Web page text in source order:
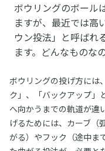
ボウリングのボール
ますが、最近では高
ウン投法」と呼ばれ
ます。どんなものな
ボウリングの投げ方には
ク」、「バックアップ」
へ向かうまでの軌道が違
げるためには、カーブ（
がる）やフック（途中ま